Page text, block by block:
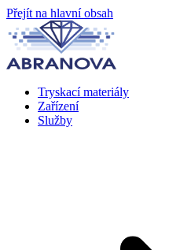
Přejít na hlavní obsah
Tryskací materiály
Zařízení
Služby